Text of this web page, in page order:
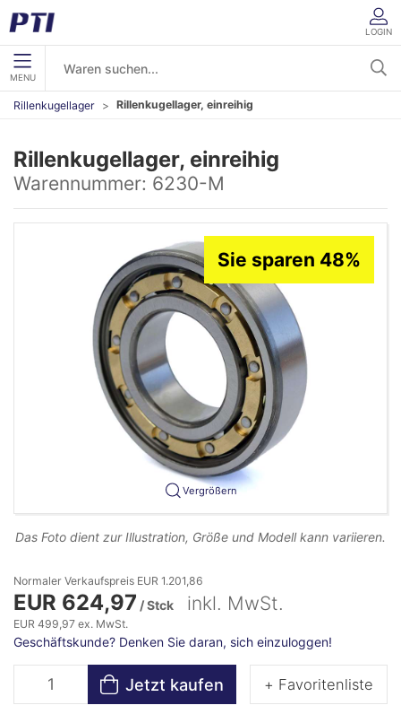
LOGIN
MENU
Rillenkugellager Rillenkugellager, einreihig
Rillenkugellager, einreihig
Warennummer: 6230-M
Vergrößern
Sie sparen 48%
Das Foto dient zur Illustration, Größe und Modell kann variieren.
Normaler Verkaufspreis EUR 1.201,86
EUR 624,97 / Stck inkl. MwSt.
EUR 499,97 ex. MwSt.
Geschäftskunde? Denken Sie daran, sich einzuloggen!
Jetzt kaufen + Favoritenliste